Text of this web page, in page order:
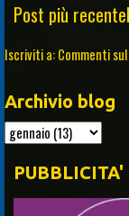
Post più recente
Iscriviti a:Commenti
Archivio blog
PUBBLICITA'